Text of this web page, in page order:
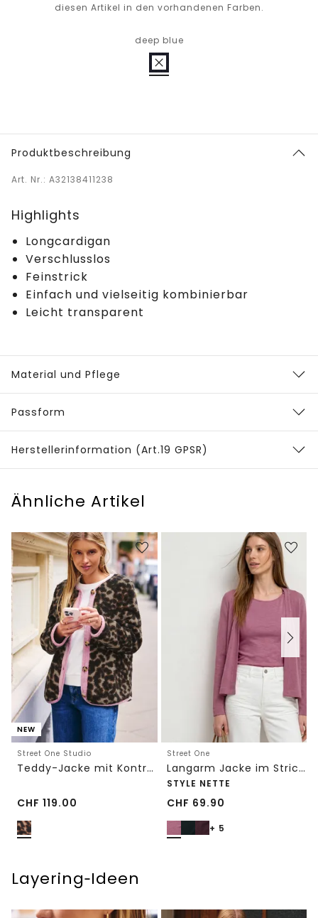
diesen Artikel in den vorhandenen Farben.
deep blue
Produktbeschreibung
Art. Nr.: A32138411238
Highlights
Longcardigan
Verschlusslos
Feinstrick
Einfach und vielseitig kombinierbar
Leicht transparent
Material und Pflege
Passform
Herstellerinformation (Art.19 GPSR)
Ähnliche Artikel
NEW
Street One Studio
Teddy-Jacke mit Kontrastdetail
CHF 119.00
Street One
Langarm Jacke im Strick-Look
STYLE NETTE
CHF 69.90
+ 5
Layering‑Ideen